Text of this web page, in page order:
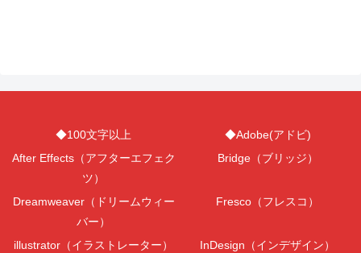
◆100文字以上
◆Adobe(アドビ)
After Effects（アフターエフェク
ツ）
Bridge（ブリッジ）
Dreamweaver（ドリームウィー
バー）
Fresco（フレスコ）
illustrator（イラストレーター）
InDesign（インデザイン）